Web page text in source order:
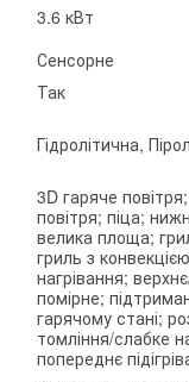
3.6 кВт
Сенсорне
Так
Гідролітична,
3D гаряче
повітря; піца;
велика площа;
гриль з
нагрівання;
помірне;
гарячому стані;
томління/слабке
попереднє